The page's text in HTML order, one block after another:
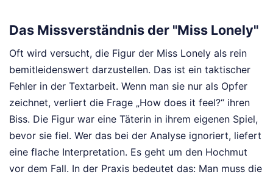
Das Missverständnis der "Miss Lonely"
Oft wird versucht, die Figur der Miss Lonely als rein
bemitleidenswert darzustellen. Das ist ein taktischer
Fehler in der Textarbeit. Wenn man sie nur als Opfer
zeichnet, verliert die Frage „How does it feel?“ ihren
Biss. Die Figur war eine Täterin in ihrem eigenen Spiel,
bevor sie fiel. Wer das bei der Analyse ignoriert, liefert
eine flache Interpretation. Es geht um den Hochmut
vor dem Fall. In der Praxis bedeutet das: Man muss die